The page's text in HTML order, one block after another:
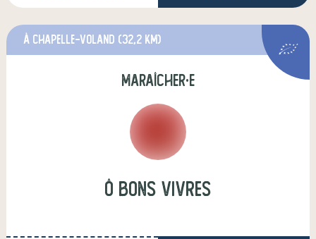
à Chapelle-Voland (32,2 km)
maraîcher·e
Ô Bons Vivres